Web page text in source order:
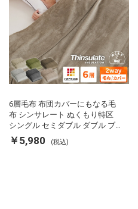
6層毛布 布団カバーにもなる毛
布 シンサレート ぬくもり特区
シングル セミダブル ダブル ブ
ランケット 掛け布団カバー フラ
ンネル 保温 蓄熱 吸湿 発熱 断熱
￥5,980 (税込)